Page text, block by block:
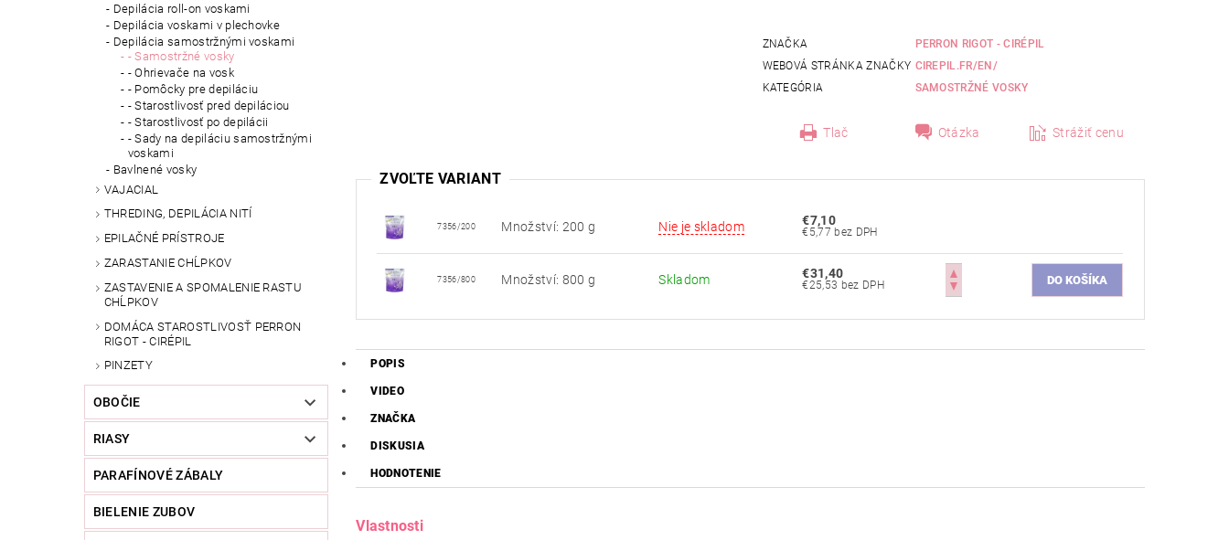
Depilácia roll-on voskami
Depilácia voskami v plechovke
Depilácia samostržnými voskami
- Samostržné vosky
- Ohrievače na vosk
- Pomôcky pre depiláciu
- Starostlivosť pred depiláciou
- Starostlivosť po depilácii
- Sady na depiláciu samostržnými
voskami
Bavlnené vosky
VAJACIAL
THREDING, DEPILÁCIA NITÍ
EPILAČNÉ PRÍSTROJE
ZARASTANIE CHĹPKOV
ZASTAVENIE A SPOMALENIE RASTU
CHĹPKOV
DOMÁCA STAROSTLIVOSŤ PERRON
RIGOT - CIRÉPIL
PINZETY
OBOČIE
RIASY
PARAFÍNOVÉ ZÁBALY
BIELENIE ZUBOV
ZNAČKA
PERRON RIGOT - CIRÉPIL
WEBOVÁ STRÁNKA ZNAČKY CIREPIL.FR/EN/
KATEGÓRIA
SAMOSTRŽNÉ VOSKY
Tlač Otázka Strážiť cenu
ZVOĽTE VARIANT
7356/200 Množství: 200 g Nie je skladom €7,10
€5,77 bez DPH
7356/800 Množství: 800 g Skladom €31,40
€25,53 bez DPH
POPIS
VIDEO
ZNAČKA
DISKUSIA
HODNOTENIE
Vlastnosti